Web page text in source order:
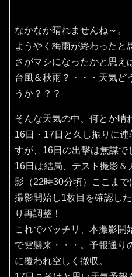
なかなか晴れませんね～。
ようやく梅雨が終わったと
さがマシになったかと思え
台風＆秋雨？・・・天気ど
うか？？？
そんな天気の中、何とか晴
16日・17日と久し振りに
すが、16日の出撃は無謀で
16日は結局、テスト撮影
影（22時30分頃）ここま
撮影開始し1枚目を確認し
り再調整！
これでバッチリ、本撮影開
で雲襲来・・・。予報通り
に覆われ空しく撤収。